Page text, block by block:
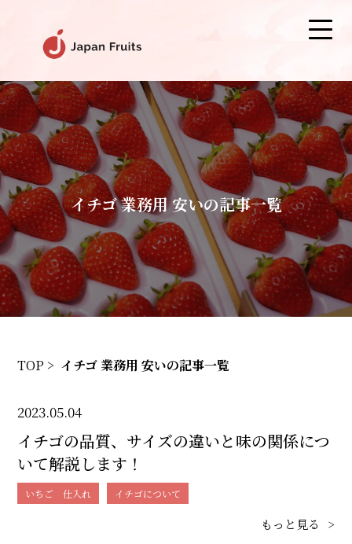
イチゴ 業務用 安いの記事一覧
TOP > イチゴ 業務用 安いの記事一覧
2023.05.04
イチゴの品質、サイズの違いと味の関係につ
いて解説します！
いちご 仕入れ イチゴについて
もっと見る >